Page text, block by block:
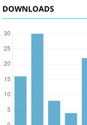
DOWNLOADS